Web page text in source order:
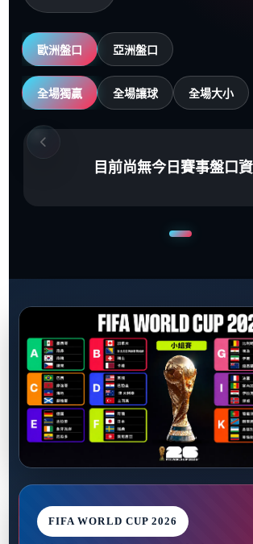
歐洲盤口 亞洲盤口
全場獨贏 全場讓球 全場大小
目前尚無今日賽事盤口
FIFA WORLD CUP 2026